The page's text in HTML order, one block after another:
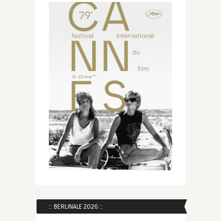
:: BERLINALE 2026 ::